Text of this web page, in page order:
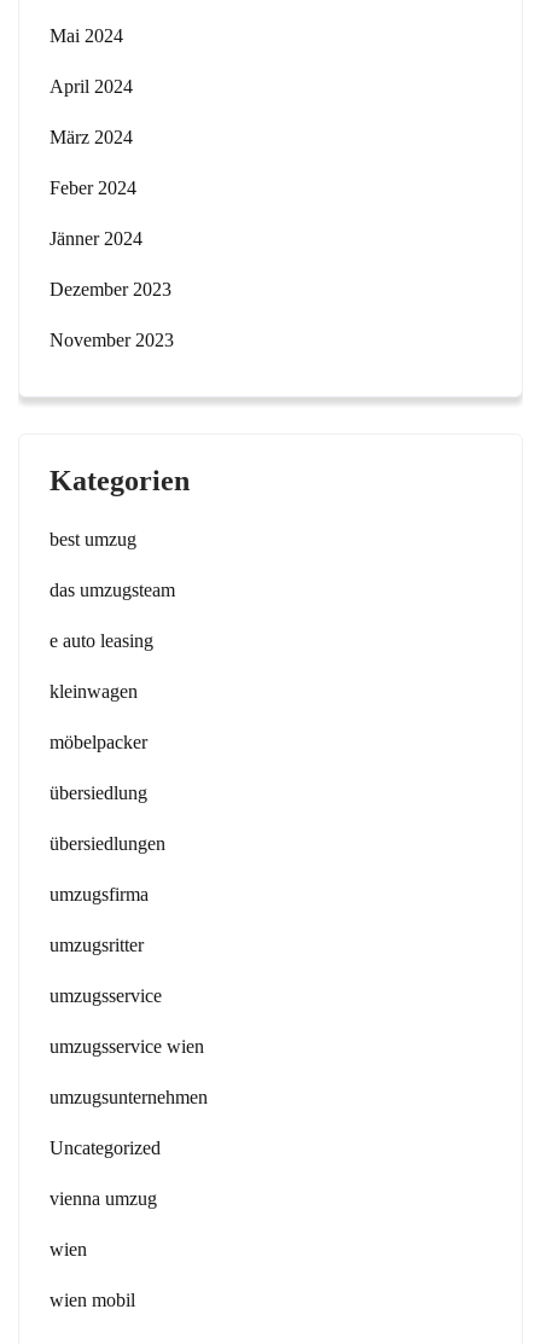
Mai 2024
April 2024
März 2024
Feber 2024
Jänner 2024
Dezember 2023
November 2023
Kategorien
best umzug
das umzugsteam
e auto leasing
kleinwagen
möbelpacker
übersiedlung
übersiedlungen
umzugsfirma
umzugsritter
umzugsservice
umzugsservice wien
umzugsunternehmen
Uncategorized
vienna umzug
wien
wien mobil